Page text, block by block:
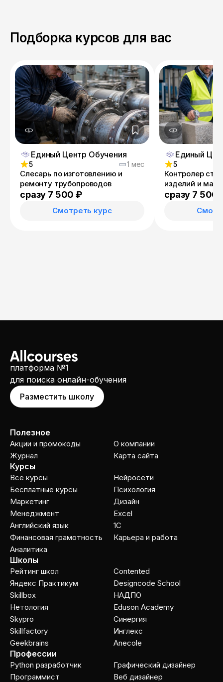
Подборка курсов для вас
Единый Центр Обучения
5 1 мес
Слесарь по изготовлению и
ремонту трубопроводов
сразу 7 500 ₽
Смотреть курс
Единый
5
Контролер
изделий и
сразу 7 500
платформа №1
для поиска онлайн-обучения
Разместить школу
Полезное
Акции и промокоды
Журнал
О компании
Карта сайта
Курсы
Все курсы
Бесплатные курсы
Маркетинг
Менеджмент
Английский язык
Финансовая грамотность
Аналитика
Нейросети
Психология
Дизайн
Excel
1C
Карьера и работа
Школы
Рейтинг школ
Яндекс Практикум
Skillbox
Нетология
Skypro
Skillfactory
Geekbrains
Contented
Designcode School
НАДПО
Eduson Academy
Cинергия
Инглекс
Anecole
Профессии
Python разработчик
Программист
Графический дизайнер
Веб дизайнер